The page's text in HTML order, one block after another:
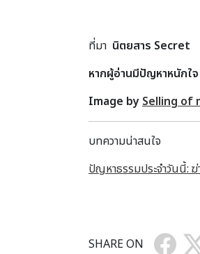
ที่มา นิตยสาร Secret
หากผู้อ่านมีปัญหาหนักใ
Image bySelling of
บทความน่าสนใจ
ปัญหาธรรมประจำวันนี้:
SHARE ON